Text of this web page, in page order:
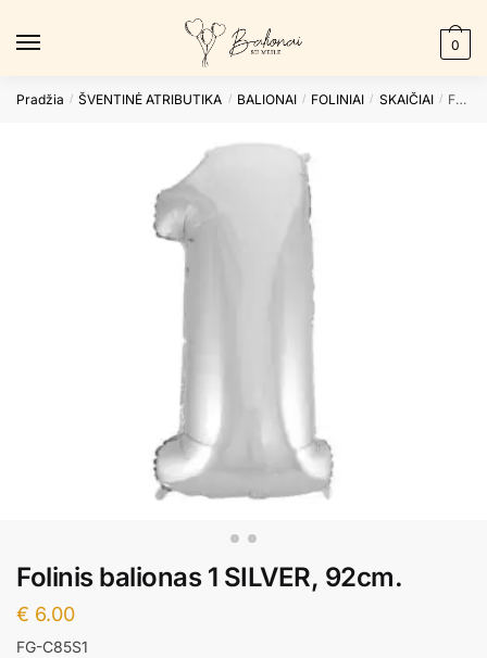
0
Pradžia / ŠVENTINĖ ATRIBUTIKA / BALIONAI / FOLINIAI / SKAIČIAI / Folinis balionas 1 SILVER, 92cm.
Folinis balionas 1 SILVER, 92cm.
€ 6.00
FG-C85S1